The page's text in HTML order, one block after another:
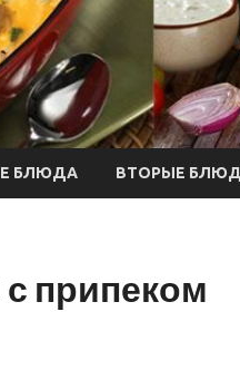
БЛЮДА ВТОРЫЕ
припеком